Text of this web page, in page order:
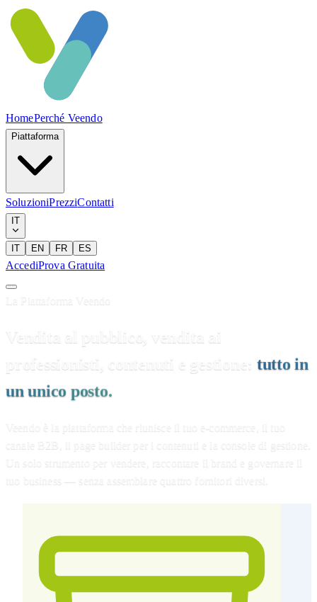
HomePerché Veendo
Piattaforma
SoluzioniPrezziContatti
IT
IT EN FR ES
AccediProva Gratuita
La Piattaforma Veendo
Vendita al pubblico, vendita ai
professionisti, contenuti e gestione: tutto in
un unico posto.
Veendo è la piattaforma che riunisce il tuo e-commerce, il tuo
canale B2B, il page builder per i contenuti e la console di gestione.
Un solo strumento per vendere, raccontare il brand e governare il
tuo business — senza assemblare quattro fornitori diversi.